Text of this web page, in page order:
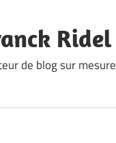
Ridel
de blog sur mesure